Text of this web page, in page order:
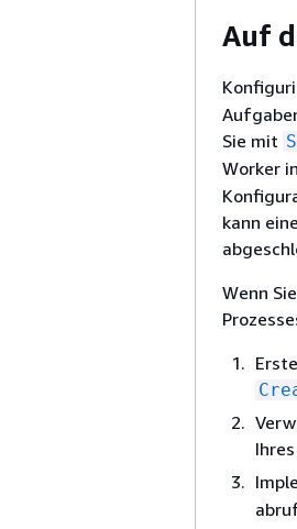
Auf
Sie mit
Worker
kann
Wenn